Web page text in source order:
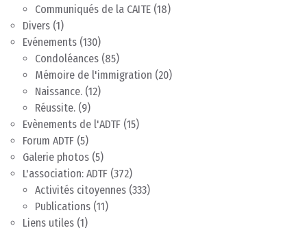
Communiqués de la CAITE (18)
Divers (1)
Evénements (130)
Condoléances (85)
Mémoire de l'immigration (20)
Naissance. (12)
Réussite. (9)
Evènements de l'ADTF (15)
Forum ADTF (5)
Galerie photos (5)
L'association: ADTF (372)
Activités citoyennes (333)
Publications (11)
Liens utiles (1)